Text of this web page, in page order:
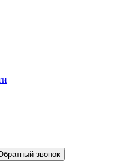
звонок